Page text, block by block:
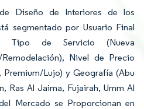
Diseño de Interiores de los
segmentado por Usuario Final
Tipo de Servicio (Nueva
Nivel de Precio
Lujo) y Geografía (Abu
Ras Al Jaima, Fujairah, Umm Al
Mercado se Proporcionan en